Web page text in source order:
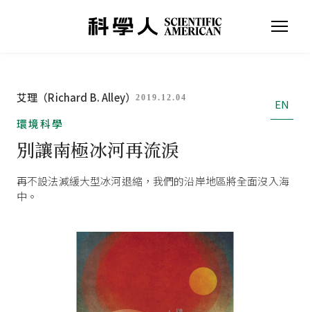
艾理（Richard B. Alley）2019.12.04
EN
環境科學
別讓南極冰河再流淚
再不設法減緩大型冰河退縮，我們的沿岸地區將全面沒入海
中。